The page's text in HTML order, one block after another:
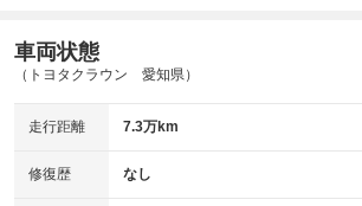
ABS
※グー故障診断は保証サービスではございません。
※実際にお渡しする故障診断書につきましては、形
車両状態
（トヨタクラウン 愛知県）
走行距離 7.3万km
修復歴 なし